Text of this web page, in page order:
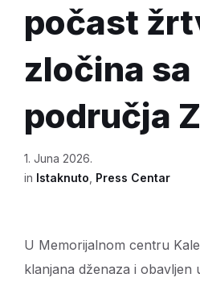
počast
zločina sa
područja
1. Juna 2026.
in Istaknuto Press Centar
U Memorijalnom centru
klanjana dženaza i obavljen